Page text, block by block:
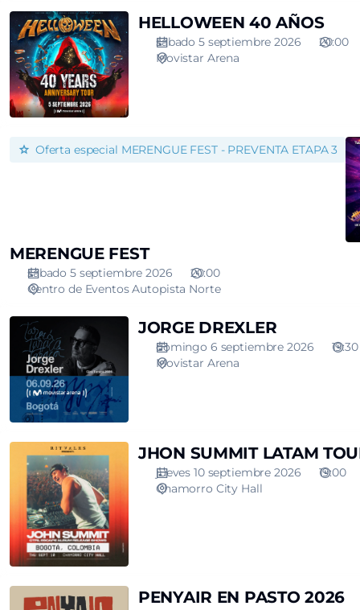
HELLOWEEN
40
AÑOS
HELLOWEEN 40 AÑOS
sábado 5 septiembre 2026
20:00
Movistar Arena
MERENGUE
Oferta especial MERENGUE FEST - PREVENTA ETAPA 3
MERENGUE FEST
sábado 5 septiembre 2026
20:00
Centro de Eventos Autopista Norte
JORGE
DREXLER
JORGE DREXLER
domingo 6 septiembre 2026
19:30
Movistar Arena
SUMMIT
LATAM
TOUR
JHON SUMMIT LATAM
jueves 10 septiembre 2026
19:00
Chamorro City Hall
PENYAIR
PENYAIR EN PASTO 2026